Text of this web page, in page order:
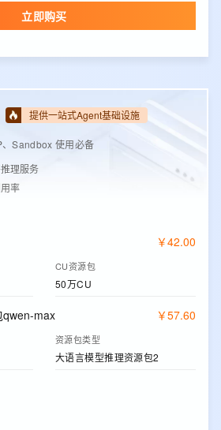
立即购买
提供一站式Agent基础设施
Sandbox 使用必备
理服务
率
￥42.00
CU资源包
50万CU
qwen-max ￥57.60
资源包类型
大语言模型推理资源包2